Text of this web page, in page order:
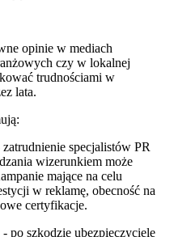
opinie w mediach
czy w lokalnej
trudnościami w
lata.
zatrudnienie specjalistów PR
wizerunkiem może
mające na celu
w reklamę, obecność na
certyfikacje.
- po szkodzie ubezpieczyciele